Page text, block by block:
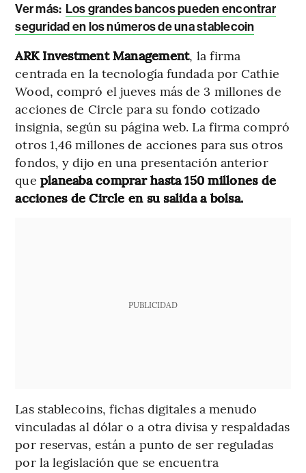
Ver más: Los grandes bancos pueden encontrar
seguridad en los números de una stablecoin
ARK Investment Management, la firma
centrada en la tecnología fundada por Cathie
Wood, compró el jueves más de 3 millones de
acciones de Circle para su fondo cotizado
insignia, según su página web. La firma compró
otros 1,46 millones de acciones para sus otros
fondos, y dijo en una presentación anterior
que planeaba comprar hasta 150 millones de
acciones de Circle en su salida a bolsa.
PUBLICIDAD
Las stablecoins, fichas digitales a menudo
vinculadas al dólar o a otra divisa y respaldadas
por reservas, están a punto de ser reguladas
por la legislación que se encuentra